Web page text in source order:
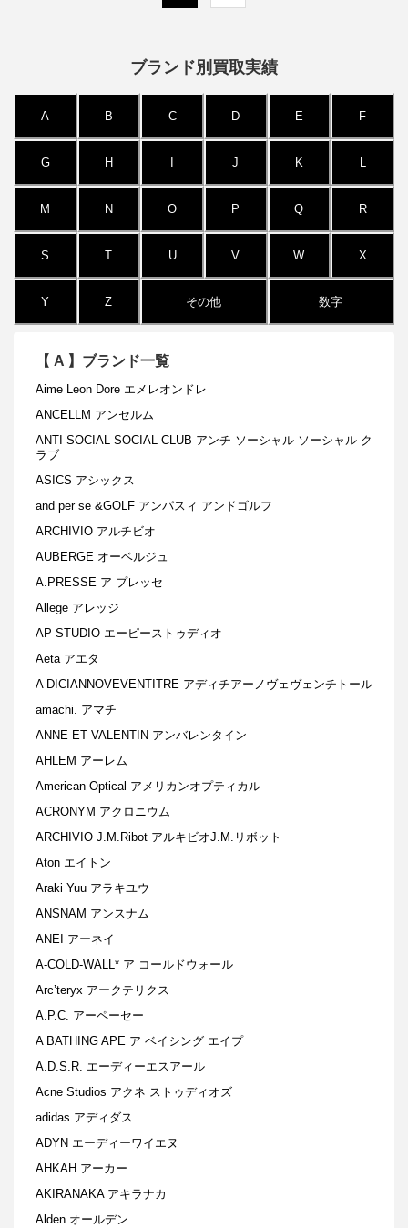
ブランド別買取実績
A B C D E F
G H J K L
M N O P Q R
S T U V W X
Y Z その他 数字
【 A 】ブランド一覧
Aime Leon Dore エメレオンドレ
ANCELLM アンセルム
ANTI SOCIAL SOCIAL CLUB アンチ ソーシャル ソーシャル ク
ラブ
ASICS アシックス
and per se &GOLF アンパスィ アンドゴルフ
ARCHIVIO アルチビオ
AUBERGE オーベルジュ
A.PRESSE ア プレッセ
Allege アレッジ
AP STUDIO エーピーストゥディオ
Aeta アエタ
A DICIANNOVEVENTITRE アディチアーノヴェヴェンチトール
amachi. アマチ
ANNE ET VALENTIN アンバレンタイン
AHLEM アーレム
American Optical アメリカンオプティカル
ACRONYM アクロニウム
ARCHIVIO J.M.Ribot アルキビオJ.M.リボット
Aton エイトン
Araki Yuu アラキユウ
ANSNAM アンスナム
ANEI アーネイ
A-COLD-WALL* ア コールドウォール
Arc’teryx アークテリクス
A.P.C. アーペーセー
A BATHING APE ア ベイシング エイプ
A.D.S.R. エーディーエスアール
Acne Studios アクネ ストゥディオズ
adidas アディダス
ADYN エーディーワイエヌ
AHKAH アーカー
AKIRANAKA アキラナカ
Alden オールデン